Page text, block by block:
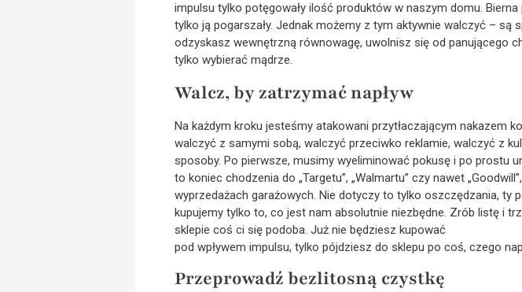
impulsu tylko potęgowały ilość produktów w naszym domu.
tylko ją pogarszały. Jednak możemy z tym aktywnie walczyć – są
odzyskasz wewnętrzną równowagę, uwolnisz się od panującego
tylko wybierać mądrze.
Walcz, by zatrzymać napływ
Na każdym kroku jesteśmy atakowani przytłaczającym nakazem
walczyć z samymi sobą, walczyć przeciwko reklamie, walczyć z
sposoby. Po pierwsze, musimy wyeliminować pokusę i po prostu
to koniec chodzenia do „Targetu”, „Walmartu” czy nawet
wyprzedażach garażowych. Nie dotyczy to tylko oszczędzania, ty
kupujemy tylko to, co jest nam absolutnie niezbędne. Zrób listę i
sklepie coś ci się podoba. Już nie będziesz kupować
pod wpływem impulsu, tylko pójdziesz do sklepu po coś, czego
Przeprowadź bezlitosną czystkę